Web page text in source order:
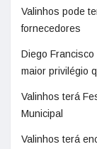
Valinhos pode
fornecedores
Diego Francisco
maior privilégio
Valinhos terá
Municipal
Valinhos terá